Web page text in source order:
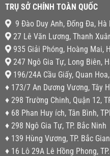
TRỤ SỞ CHÍNH TOÀN QUỐC
9 Đào Duy Anh, Đống Đa, Hà
27 Lê Văn Lương, Thanh
935 Giải Phóng, Hoàng Mai,
247 Ngô Gia Tự, Long Biên,
196/24A Cầu Giấy, Quan
♦ 173/7 An Dương Vương, Tây
♦ 298 Trường Chinh, Quận 12,
♦ 68 Phan Huy ích, Tân Bình,
♦ 298 Ngô Gia Tự, TP. Bắc Ninh
♦ 139 Hùng Vương, TP. Bắc
♦ 16 Lô 29A Lê Hồng Phong,